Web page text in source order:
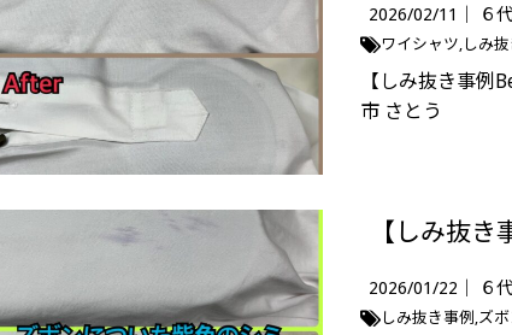
2026/02/11｜ ６
ワイシャツ しみ
【しみ抜き事例
市 さとう
2026/01/22｜ ６
しみ抜き事例 ズボ